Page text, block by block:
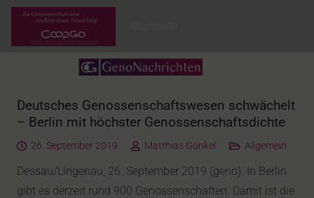
Deutsches Genossenschaftswesen schwächelt
– Berlin mit höchster Genossenschaftsdichte
26. September 2019 Matthias Günkel Allgemein
Dessau/Lingenau, 26. September 2019 (geno). In Berlin
gibt es derzeit rund 900 Genossenschaften. Damit ist die